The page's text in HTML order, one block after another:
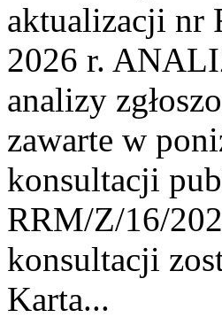
aktualizacji nr
2026 r.
analizy
zawarte w
konsultacji
RRM/Z/16/
konsultacji
Karta...